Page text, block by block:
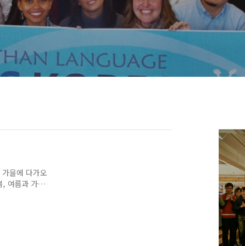
을에 다가오
, 여름과 가
언제 어
의 정의는